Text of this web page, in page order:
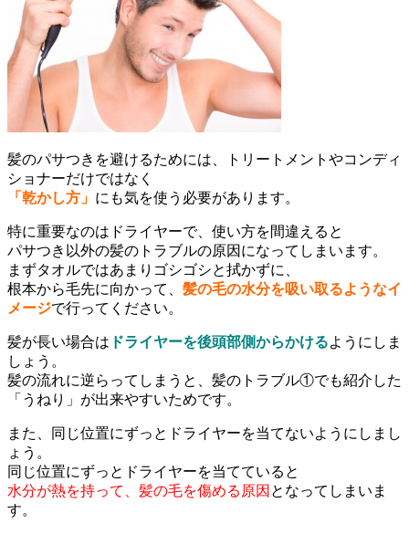
髪のパサつきを避けるためには、トリートメントやコンディ
ショナーだけではなく
「乾かし方」 にも気を使う必要があります。
特に重要なのはドライヤーで、使い方を間違えると
パサつき以外の髪のトラブルの原因になってしまいます。
まずタオルではあまりゴシゴシと拭かずに、
根本から毛先に向かって、 髪の毛の水分を吸い取るようなイ
メージで行ってください。
髪が長い場合は ドライヤーを後頭部側からかけるようにしま
しょう。
髪の流れに逆らってしまうと、髪のトラブル①でも紹介した
「うねり」が出来やすいためです。
また、同じ位置にずっとドライヤーを当てないようにしまし
ょう。
同じ位置にずっとドライヤーを当てていると
水分が熱を持って、髪の毛を傷める原因 となってしまいま
す。